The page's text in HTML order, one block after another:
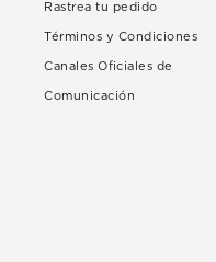
Rastrea tu pedido
Términos y Condiciones
Canales Oficiales de
Comunicación